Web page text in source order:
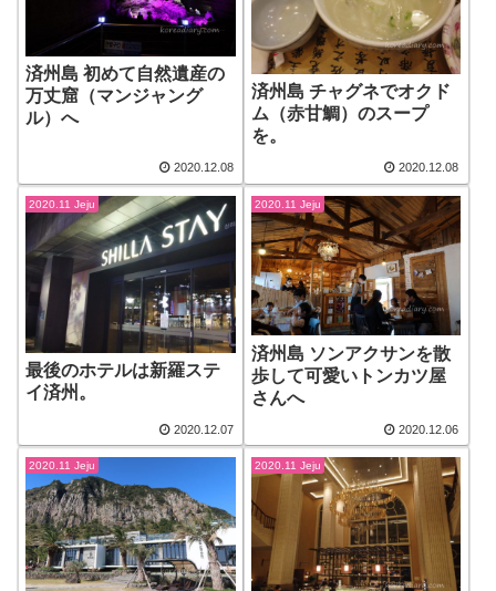
済州島 初めて自然遺産の
万丈窟（マンジャング
ル）へ
2020.12.08
済州島 チャグネでオクド
ム（赤甘鯛）のスープ
を。
2020.12.08
2020.11 Jeju
最後のホテルは新羅ステ
イ済州。
2020.12.07
2020.11 Jeju
済州島 ソンアクサンを散
歩して可愛いトンカツ屋
さんへ
2020.12.06
2020.11 Jeju 2020.11 Jeju